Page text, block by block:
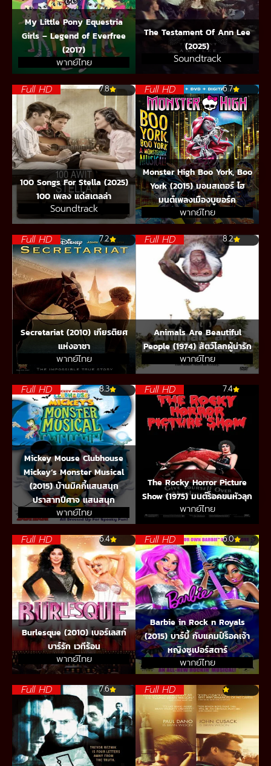
My Little Pony Equestria
Girls – Legend of Everfree
(2017)
พากย์ไทย
The Testament Of Ann Lee
(2025)
Soundtrack
Full HD 7.8
100 Songs For Stella (2025)
100 เพลง แด่สเตลล่า
Soundtrack
Full HD 6.7
Monster High Boo York, Boo
York (2015) มอนสเตอร์ ไฮ
มนต์เพลงเมืองบูยอร์ค
พากย์ไทย
Full HD 7.2
Secretariat (2010) เกียรติยศ
แห่งอาชา
พากย์ไทย
Full HD 8.2
Animals Are Beautiful
People (1974) สัตว์โลกผู้น่ารัก
พากย์ไทย
Full HD 8.3
Mickey Mouse Clubhouse
Mickey’s Monster Musical
(2015) บ้านมิคกี้แสนสนุก
ปราสาทปีศาจ แสนสนุก
พากย์ไทย
Full HD 7.4
The Rocky Horror Picture
Show (1975) มนต์ร็อคขนหัวลุก
พากย์ไทย
Full HD 6.4
Burlesque (2010) เบอร์เลสก์
บาร์รัก เวทีร้อน
พากย์ไทย
Full HD 6.0
Barbie in Rock n Royals
(2015) บาร์บี้ กับแคมป์ร็อคเจ้า
หญิงซูเปอร์สตาร์
พากย์ไทย
Full HD 7.6 Full HD